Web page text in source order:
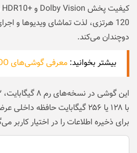
120 هرتزی، لذت تماشای ویدیوها و
دوچندان می‌کند.
بیشتر بخوانید: معرفی گوشی‌های iQOO
با ۱۲۸ یا ۲۵۶ گیگابایت حافظه
برای ذخیره اطلاعات را در اختیار کاربر